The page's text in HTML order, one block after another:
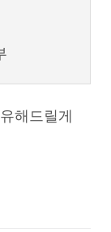
해드릴게